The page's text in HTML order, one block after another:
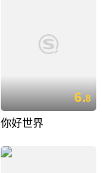
6.8
你好世界